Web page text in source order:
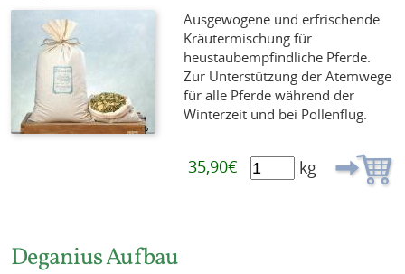
Ausgewogene und erfrischende
Kräutermischung für
heustaubempfindliche Pferde.
Zur Unterstützung der Atemwege
für alle Pferde während der
Winterzeit und bei Pollenflug.
35,90€ kg
Deganius Aufbau